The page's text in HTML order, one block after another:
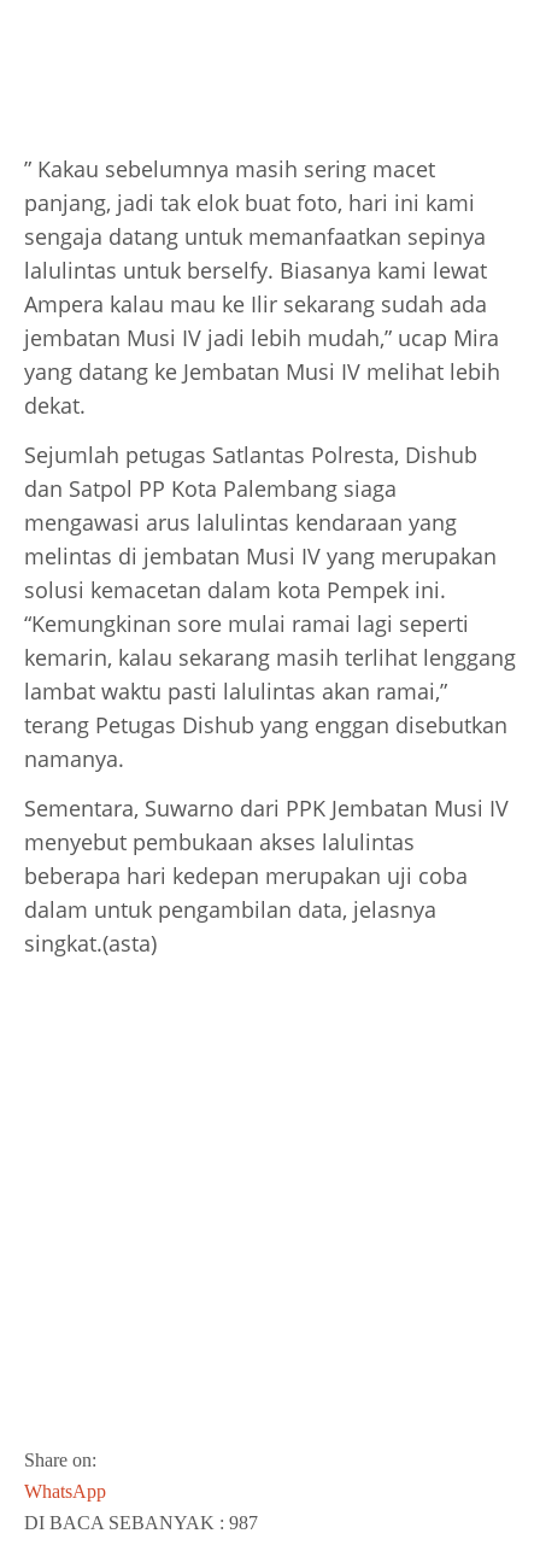
” Kakau sebelumnya masih sering macet
panjang, jadi tak elok buat foto, hari ini kami
sengaja datang untuk memanfaatkan sepinya
lalulintas untuk berselfy. Biasanya kami lewat
Ampera kalau mau ke Ilir sekarang sudah ada
jembatan Musi IV jadi lebih mudah,” ucap Mira
yang datang ke Jembatan Musi IV melihat lebih
dekat.
Sejumlah petugas Satlantas Polresta, Dishub
dan Satpol PP Kota Palembang siaga
mengawasi arus lalulintas kendaraan yang
melintas di jembatan Musi IV yang merupakan
solusi kemacetan dalam kota Pempek ini.
“Kemungkinan sore mulai ramai lagi seperti
kemarin, kalau sekarang masih terlihat lenggang
lambat waktu pasti lalulintas akan ramai,”
terang Petugas Dishub yang enggan disebutkan
namanya.
Sementara, Suwarno dari PPK Jembatan Musi IV
menyebut pembukaan akses lalulintas
beberapa hari kedepan merupakan uji coba
dalam untuk pengambilan data, jelasnya
singkat.(asta)
Share on:
WhatsApp
DI BACA SEBANYAK : 987